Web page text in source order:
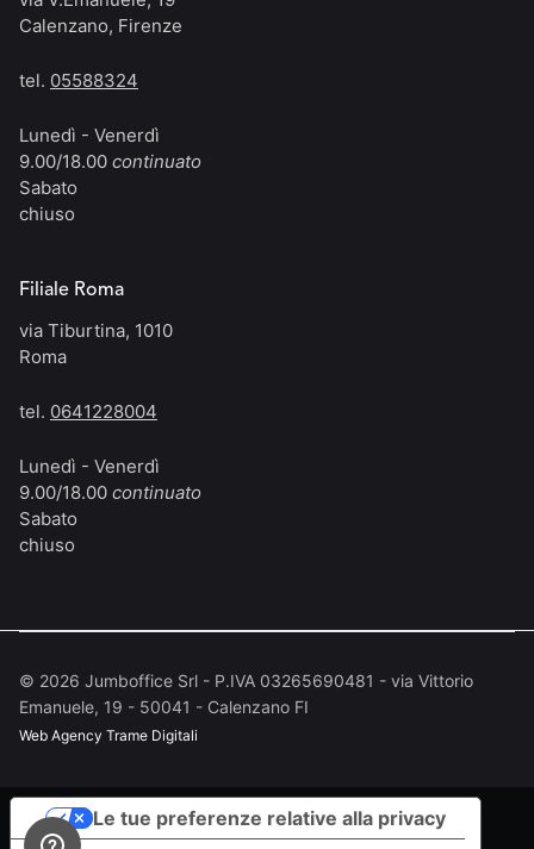
Calenzano, Firenze
tel. 05588324
Lunedì - Venerdì
9.00/18.00 continuato
Sabato
chiuso
Filiale Roma
via Tiburtina, 1010
Roma
tel. 0641228004
Lunedì - Venerdì
9.00/18.00 continuato
Sabato
chiuso
© 2026 Jumboffice Srl - P.IVA 03265690481 - via Vittorio
Emanuele, 19 - 50041 - Calenzano FI
Web Agency Trame Digitali
Le tue preferenze relative alla privacy